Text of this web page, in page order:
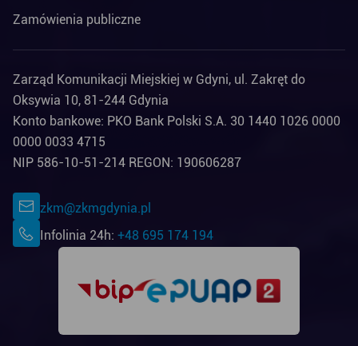
Zamówienia publiczne
Zarząd Komunikacji Miejskiej w Gdyni, ul. Zakręt do
Oksywia 10, 81-244 Gdynia
Konto bankowe: PKO Bank Polski S.A. 30 1440 1026 0000
0000 0033 4715
NIP 586-10-51-214 REGON: 190606287
zkm@zkmgdynia.pl
Infolinia 24h: +48 695 174 194